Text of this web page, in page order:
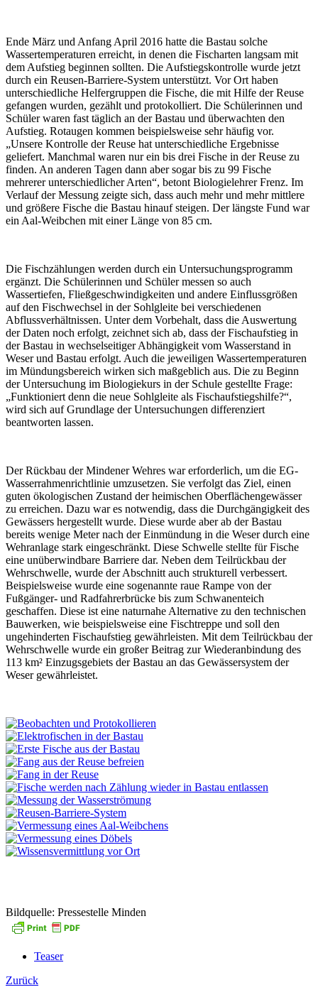
Ende März und Anfang April 2016 hatte die Bastau solche
Wassertemperaturen erreicht, in denen die Fischarten langsam mit
dem Aufstieg beginnen sollten. Die Aufstiegskontrolle wurde jetzt
durch ein Reusen-Barriere-System unterstützt. Vor Ort haben
unterschiedliche Helfergruppen die Fische, die mit Hilfe der Reuse
gefangen wurden, gezählt und protokolliert. Die Schülerinnen und
Schüler waren fast täglich an der Bastau und überwachten den
Aufstieg. Rotaugen kommen beispielsweise sehr häufig vor.
„Unsere Kontrolle der Reuse hat unterschiedliche Ergebnisse
geliefert. Manchmal waren nur ein bis drei Fische in der Reuse zu
finden. An anderen Tagen dann aber sogar bis zu 99 Fische
mehrerer unterschiedlicher Arten“, betont Biologielehrer Frenz. Im
Verlauf der Messung zeigte sich, dass auch mehr und mehr mittlere
und größere Fische die Bastau hinauf steigen. Der längste Fund war
ein Aal-Weibchen mit einer Länge von 85 cm.
Die Fischzählungen werden durch ein Untersuchungsprogramm
ergänzt. Die Schülerinnen und Schüler messen so auch
Wassertiefen, Fließgeschwindigkeiten und andere Einflussgrößen
auf den Fischwechsel in der Sohlgleite bei verschiedenen
Abflussverhältnissen. Unter dem Vorbehalt, dass die Auswertung
der Daten noch erfolgt, zeichnet sich ab, dass der Fischaufstieg in
der Bastau in wechselseitiger Abhängigkeit vom Wasserstand in
Weser und Bastau erfolgt. Auch die jeweiligen Wassertemperaturen
im Mündungsbereich wirken sich maßgeblich aus. Die zu Beginn
der Untersuchung im Biologiekurs in der Schule gestellte Frage:
„Funktioniert denn die neue Sohlgleite als Fischaufstiegshilfe?“,
wird sich auf Grundlage der Untersuchungen differenziert
beantworten lassen.
Der Rückbau der Mindener Wehres war erforderlich, um die EG-
Wasserrahmenrichtlinie umzusetzen. Sie verfolgt das Ziel, einen
guten ökologischen Zustand der heimischen Oberflächengewässer
zu erreichen. Dazu war es notwendig, dass die Durchgängigkeit des
Gewässers hergestellt wurde. Diese wurde aber ab der Bastau
bereits wenige Meter nach der Einmündung in die Weser durch eine
Wehranlage stark eingeschränkt. Diese Schwelle stellte für Fische
eine unüberwindbare Barriere dar. Neben dem Teilrückbau der
Wehrschwelle, wurde der Abschnitt auch strukturell verbessert.
Beispielsweise wurde eine sogenannte raue Rampe von der
Fußgänger- und Radfahrerbrücke bis zum Schwanenteich
geschaffen. Diese ist eine naturnahe Alternative zu den technischen
Bauwerken, wie beispielsweise eine Fischtreppe und soll den
ungehinderten Fischaufstieg gewährleisten. Mit dem Teilrückbau der
Wehrschwelle wurde ein großer Beitrag zur Wiederanbindung des
113 km² Einzugsgebiets der Bastau an das Gewässersystem der
Weser gewährleistet.
Bildquelle: Pressestelle Minden
Teaser
Zurück